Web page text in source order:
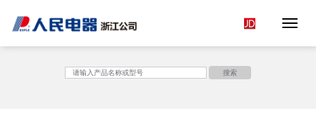
Toggle
搜索